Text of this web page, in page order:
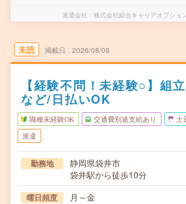
派遣会社 株式会社綜合キャリアオプショ
未読 掲載日 2026/08/08
【経験不問！未経験○】組
など/日払いOK
職種未経験OK 交通費別途支給あり 土
派遣
勤務地
静岡県袋井市
袋井駅から徒歩10分
曜日頻度 月～金